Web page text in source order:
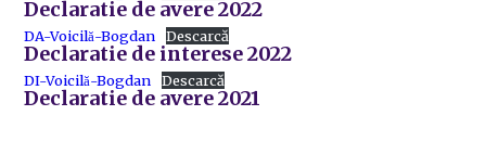
Declaratie de avere 2022
DA-Voicilă-Bogdan Descarcă
Declaratie de interese 2022
DI-Voicilă-Bogdan Descarcă
Declaratie de avere 2021